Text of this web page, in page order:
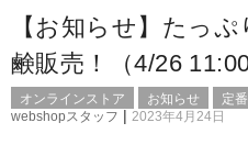
【お知らせ】たっ
鹸販売！（4/26 11:00
オンラインストア お知らせ 定
webshopスタッフ | 2023年4月24日